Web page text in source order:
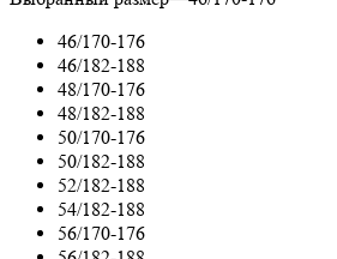
46/170-176
46/182-188
48/170-176
48/182-188
50/170-176
50/182-188
52/182-188
54/182-188
56/170-176